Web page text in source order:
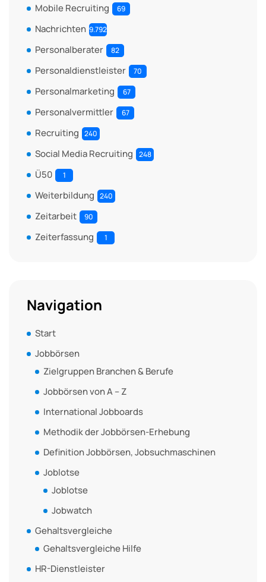
Mobile Recruiting 69
Nachrichten 9.792
Personalberater 82
Personaldienstleister 70
Personalmarketing 67
Personalvermittler 67
Recruiting 240
Social Media Recruiting 248
Ü50 1
Weiterbildung 240
Zeitarbeit 90
Zeiterfassung 1
Navigation
Start
Jobbörsen
Zielgruppen Branchen & Berufe
Jobbörsen von A – Z
International Jobboards
Methodik der Jobbörsen-Erhebung
Definition Jobbörsen, Jobsuchmaschinen
Joblotse
Joblotse
Jobwatch
Gehaltsvergleiche
Gehaltsvergleiche Hilfe
HR-Dienstleister